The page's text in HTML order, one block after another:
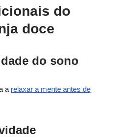
do
doce
do sono
a relaxar a mente antes de